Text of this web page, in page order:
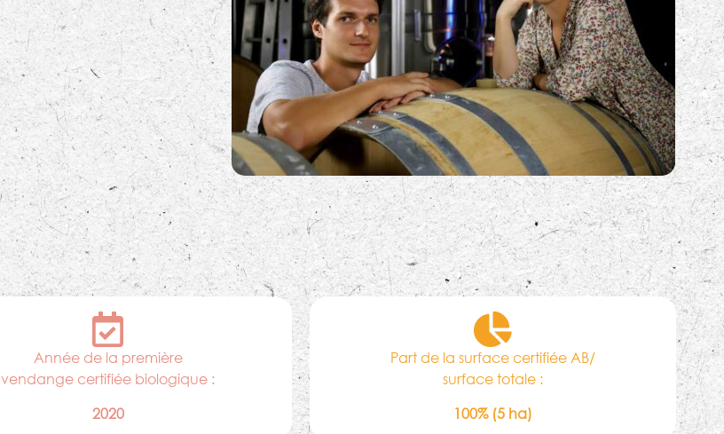
Année de la première
vendange certifiée biologique :
2020
Part de la surface certifiée AB/
surface totale :
100% (5 ha)